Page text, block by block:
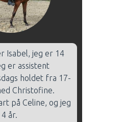
Isabel, jeg er 14
er assistent
holdet fra 17-
Christofine.
på Celine, og jeg
år.